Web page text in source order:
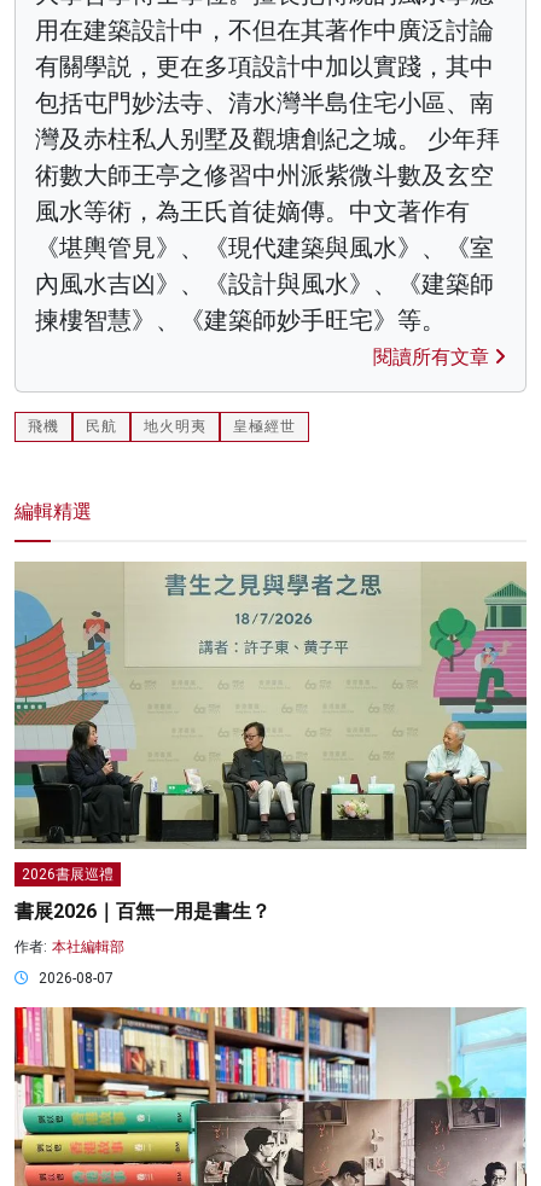
用在建築設計中，不但在其著作中廣泛討論
有關學説，更在多項設計中加以實踐，其中
包括屯門妙法寺、清水灣半島住宅小區、南
灣及赤柱私人别墅及觀塘創紀之城。 少年拜
術數大師王亭之修習中州派紫微斗數及玄空
風水等術，為王氏首徒嫡傳。中文著作有
《堪輿管見》、《現代建築與風水》、《室
內風水吉凶》、《設計與風水》、《建築師
揀樓智慧》、《建築師妙手旺宅》等。
閱讀所有文章
飛機 民航 地火明夷 皇極經世
編輯精選
2026書展巡禮
書展2026｜百無一用是書生？
作者: 本社編輯部
2026-08-07